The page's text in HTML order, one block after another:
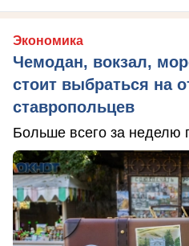
Экономика
Чемодан, вокзал,
стоит выбраться на
ставропольцев
Больше всего за неделю